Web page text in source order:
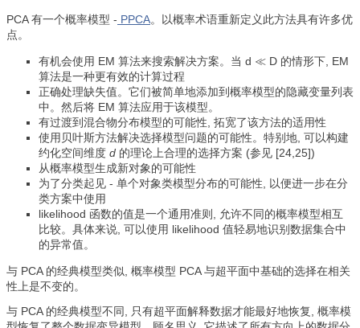
PCA 有一个概率模型 - PPCA。以概率术语重新定义此方法具有许多优
点。
有机会使用 ЕМ 算法来搜索解决方案。当 d ≪ D 的情形下, ЕМ
算法是一种更有效的计算过程
正确处理缺失值。它们被简单地添加到概率模型的隐藏变量列表
中。然后将 ЕМ 算法应用于该模型。
有过渡到混合物分布模型的可能性, 拓宽了该方法的适用性
使用贝叶斯方法解决选择模型问题的可能性。特别地, 可以构建
约化空间维度 d 的理论上合理的选择方案 (参见 [24,25])
从概率模型生成新对象的可能性
为了分类起见 - 单个对象类模型分布的可能性, 以便进一步在分
类方案中使用
likelihood 函数的值是一个通用准则, 允许不同的概率模型相互
比较。具体来说, 可以使用 likelihood 值轻易地识别数据集合中
的异常值。
与 PCA 的经典模型类似, 概率模型 PCA 与超平面中基础的选择在相关
性上是不变的。
与 PCA 的经典模型不同, 只有超平面解释数据才能最好地恢复, 概率模